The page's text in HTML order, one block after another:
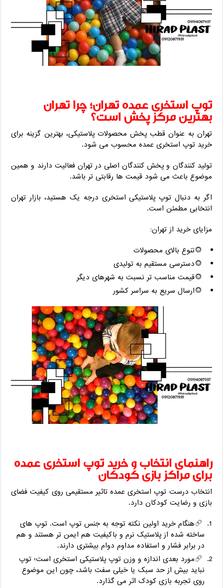
توپ استخری عمده تهران؛ چرا تهران
بهترین مرکز پخش است؟
تهران به ‌عنوان قطب پخش محصولات پلاستیکی، بهترین گزینه برای
خرید توپ استخری عمده محسوب می ‌شود.
تولید کنندگان و پخش‌ کنندگان اصلی در تهران فعالیت دارند و همین
موضوع باعث می ‌شود قیمت‌ ها رقابتی ‌تر باشد.
اگر به ‌دنبال توپ پلاستیکی استخری درجه یک هستید، بازار تهران
انتخابی مطمئن است.
مزایای خرید از تهران:
تنوع بالای محصولات
دسترسی مستقیم به تولیدی
قیمت مناسب‌ تر نسبت به شهرهای دیگر
ارسال سریع به سراسر کشور
راهنمای انتخاب و خرید توپ استخری عمده
برای مراکز بازی کودکان
انتخاب درست توپ استخری عمده تاثیر مستقیمی روی کیفیت فضای
بازی و رضایت کودکان دارد.
هنگام خرید اولین نکته توجه به جنس توپ است. توپ‌ های
ساخته ‌شده از پلاستیک نرم و باکیفیت هم ایمن ‌تر هستند و هم
در برابر فشار و استفاده مداوم دوام بیشتری دارند.
مورد بعدی اندازه و وزن توپ پلاستیکی استخری است؛ توپ
نباید بیش از حد سبک یا خیلی سفت باشد، چون این موضوع
روی تجربه بازی کودک اثر می‌ گذارد.